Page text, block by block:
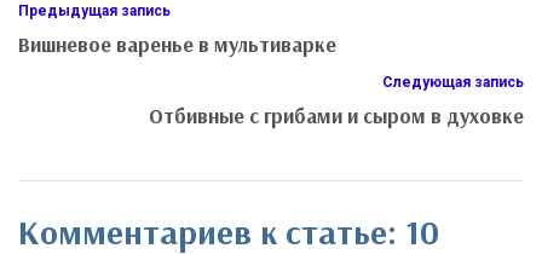
Предыдущая запись
Вишневое варенье в мультиварке
Следующая запись
Отбивные с грибами и сыром в духовке
Комментариев к статье: 10